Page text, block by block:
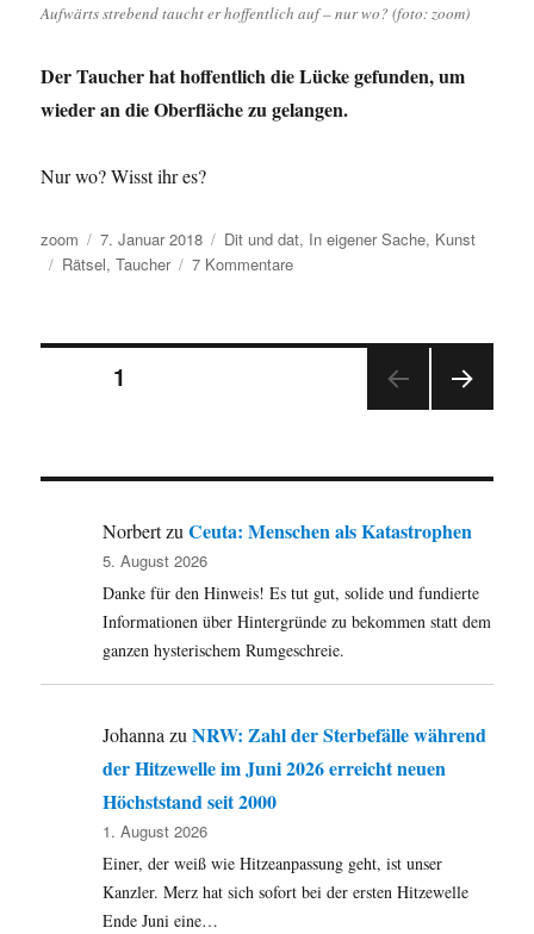
Aufwärts strebend taucht er hoffentlich auf – nur wo? (foto: zoom)
Der Taucher hat hoffentlich die Lücke gefunden, um
wieder an die Oberfläche zu gelangen.
Nur wo? Wisst ihr es?
Autor
zoom
Veröffentlicht
am
7. Januar 2018 Kategorien
Dit und dat, In eigener Sache, Kunst
Schlagwörter
Rätsel,Taucher 7 Kommentarezu
Seitennummerierung
Beiträge
1
E
NorbertzuCeuta: Menschen als Katastrophen
5. August 2026
Danke für den Hinweis! Es tut gut, solide und fundierte
Informationen über Hintergründe zu bekommen statt dem
ganzen hysterischem Rumgeschreie.
Johanna zuNRW: Zahl der Sterbefälle während
der Hitzewelle im Juni 2026 erreicht neuen
Höchststand seit 2000
1. August 2026
Einer, der weiß wie Hitzeanpassung geht, ist unser
Kanzler. Merz hat sich sofort bei der ersten Hitzewelle
Ende Juni eine…